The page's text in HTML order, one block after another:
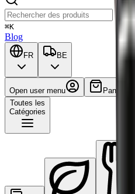
⌘K
Blog
FR BE
Open user menu
Panier
Toutes les
Catégories